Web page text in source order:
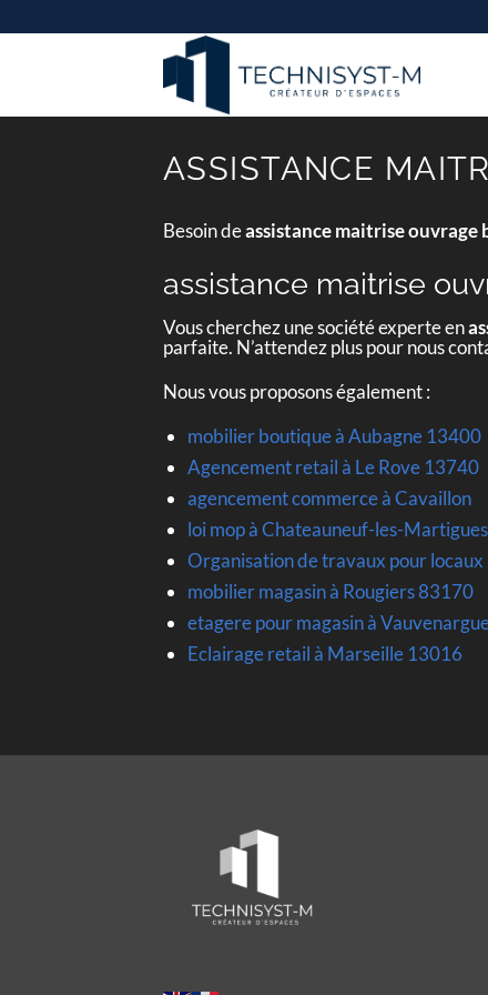
au
ASSISTANCE
Besoin deassistance maitrise
assistance maitrise
Vous cherchez une société experte en
parfaite. N’attendez plus pour nous
Nous vous proposons également :
mobilier boutique à Aubagne 13400
Agencement retail à Le Rove 13740
agencement commerce à Cavaillon
loi mop à Chateauneuf-les-
Organisation de travaux pour
mobilier magasin à Rougiers 83170
etagere pour magasin à
Eclairage retail à Marseille 13016